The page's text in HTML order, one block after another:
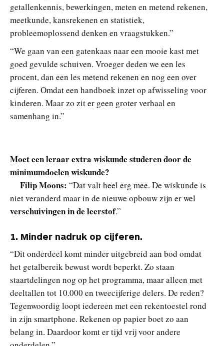
getallenkennis, bewerkingen, meten en metend rekenen,
meetkunde, kansrekenen en statistiek,
probleemoplossend denken en vraagstukken.”
“We gaan van een gatenkaas naar een mooie kast met
goed gevulde schuiven. Vroeger deden we een les
procent, dan een les metend rekenen en nog een over
cijferen. Omdat een handboek inzet op afwisseling voor
kinderen. Maar zo zit er geen groter verhaal en
samenhang in.”
Moet een leraar extra wiskunde studeren door de
minimumdoelen wiskunde?
Filip Moons: “Dat valt heel erg mee. De wiskunde is
niet veranderd maar in de nieuwe opbouw zijn er wel
verschuivingen in de leerstof.”
1. Minder nadruk op cijferen.
“Dit onderdeel komt minder uitgebreid aan bod omdat
het getalbereik bewust wordt beperkt. Zo staan
staartdelingen nog op het programma, maar alleen met
deeltallen tot 10.000 en tweecijferige delers. De reden?
Tegenwoordig loopt iedereen met een rekentoestel rond
in zijn smartphone. Rekenen op papier boet zo aan
belang in. Daardoor komt er tijd vrij voor andere